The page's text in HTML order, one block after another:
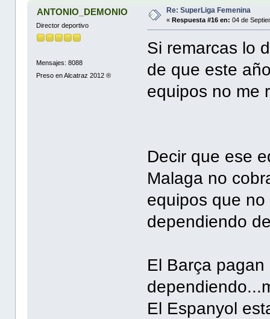
ANTONIO_DEMONIO
Director deportivo
Mensajes: 8088
Preso en Alcatraz 2012 ®
Re: SuperLiga Femenina
«Respuesta #16 en: 04 de
Si remarcas lo
de que este
equipos no me
Decir que ese
Malaga no
equipos que
dependiendo
El Barça
El Espanyol